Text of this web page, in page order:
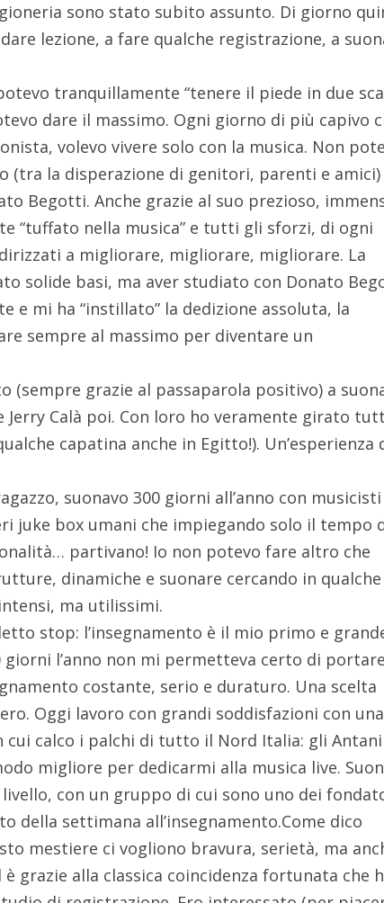
sono stato subito assunto. Di giorno
lezione, a fare qualche registrazione, a
tranquillamente “tenere il piede in due
dare il massimo. Ogni giorno di più capivo
volevo vivere solo con la musica. Non
(tra la disperazione di genitori, parenti e amici)
Begotti. Anche grazie al suo prezioso,
“tuffato nella musica” e tutti gli sforzi, di ogni
a migliorare, migliorare, migliorare. La
solide basi, ma aver studiato con Donato
e mi ha “instillato” la dedizione assoluta, la
sempre al massimo per diventare un
(sempre grazie al passaparola positivo) a
Calà poi. Con loro ho veramente girato
capatina anche in Egitto!). Un’esperienza
suonavo 300 giorni all’anno con
juke box umani che impiegando solo il tempo
partivano! Io non potevo fare altro che
dinamiche e suonare cercando in qualche
ma utilissimi.
stop: l’insegnamento è il mio primo e
giorni l’anno non mi permetteva certo di portare
costante, serio e duraturo. Una scelta
Oggi lavoro con grandi soddisfazioni con una
cui calco i palchi di tutto il Nord Italia: gli Antani
migliore per dedicarmi alla musica live.
con un gruppo di cui sono uno dei
della settimana all’insegnamento.Come dico
mestiere ci vogliono bravura, serietà, ma
grazie alla classica coincidenza fortunata che